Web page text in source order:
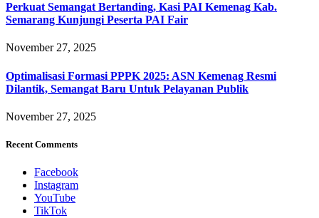
Perkuat Semangat Bertanding, Kasi PAI Kemenag Kab.
Semarang Kunjungi Peserta PAI Fair
November 27, 2025
Optimalisasi Formasi PPPK 2025: ASN Kemenag Resmi
Dilantik, Semangat Baru Untuk Pelayanan Publik
November 27, 2025
Recent Comments
Facebook
Instagram
YouTube
TikTok